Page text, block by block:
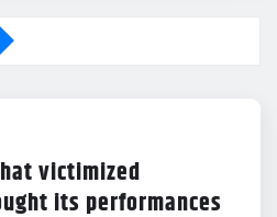
victimized
its performances